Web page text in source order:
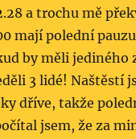
a trochu mě
mají polední
by měli jediného
3 lidé! Naštěstí
dříve, takže
jsem, že za